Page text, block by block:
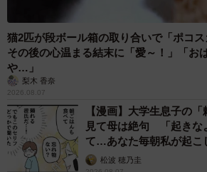
猫2匹が段ボール箱の取り合いで「ポコ
その後の心温まる結末に「愛～！」「お
や…」
梨木 香奈
2026.08.07
【漫画】大学生息子の
見て母は絶句 「起きな
て…あなた毎朝私が起こ
松波 穂乃圭